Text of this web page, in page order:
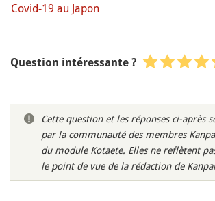
Covid-19 au Japon
Question intéressante ?
Cette question et les réponses ci-après
par la communauté des membres
du module Kotaete. Elles ne reflètent
le point de vue de la rédaction de